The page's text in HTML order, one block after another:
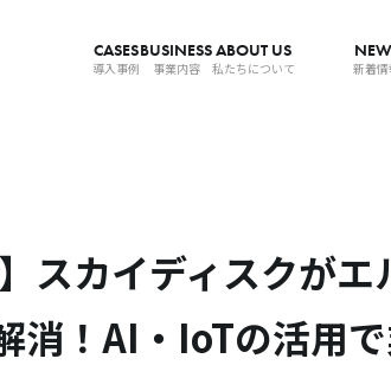
CASES
導入事例
BUSINESS
事業内容
ABOUT US
私たちについて 新着
スカイディスクがエ
消！AI・IoTの活用